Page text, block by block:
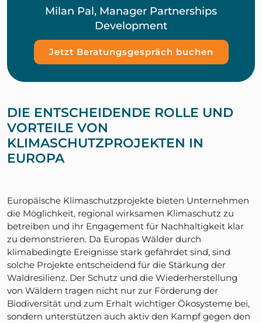
Milan Pal, Manager Partnerships
Development
Jetzt Beratungsgespräch buchen
DIE ENTSCHEIDENDE ROLLE UND
VORTEILE VON
KLIMASCHUTZPROJEKTEN IN
EUROPA
Europäische Klimaschutzprojekte bieten Unternehmen
die Möglichkeit, regional wirksamen Klimaschutz zu
betreiben und ihr Engagement für Nachhaltigkeit klar
zu demonstrieren. Da Europas Wälder durch
klimabedingte Ereignisse stark gefährdet sind, sind
solche Projekte entscheidend für die Stärkung der
Waldresilienz. Der Schutz und die Wiederherstellung
von Wäldern tragen nicht nur zur Förderung der
Biodiversität und zum Erhalt wichtiger Ökosysteme bei,
sondern unterstützen auch aktiv den Kampf gegen den